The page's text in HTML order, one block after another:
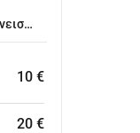
10 €
20 €